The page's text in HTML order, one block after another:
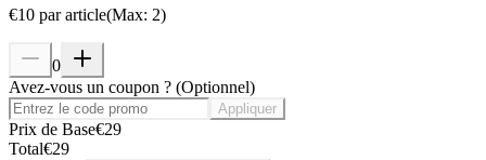
€10 par article(Max: 2)
0
Avez-vous un coupon ? (Optionnel)
Appliquer
Prix de Base€29
Total€29